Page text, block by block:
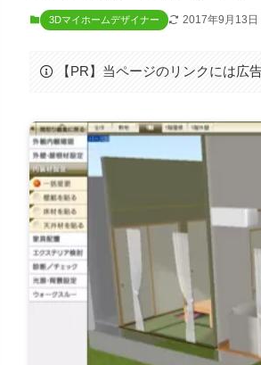
3Dマイホームデザイナー 2017年9月13日
【PR】当ページのリンクには広